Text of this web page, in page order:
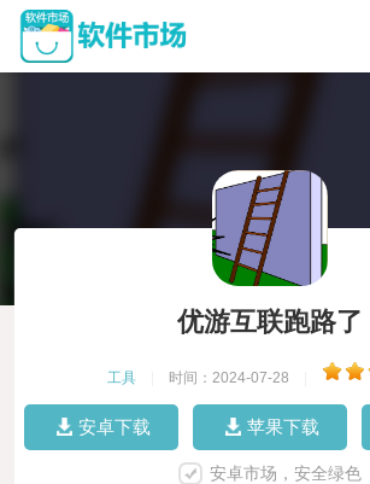
优游互联跑路了
工具 时间：2024-07-28
安卓下载 苹果下载
安卓市场，安全绿色